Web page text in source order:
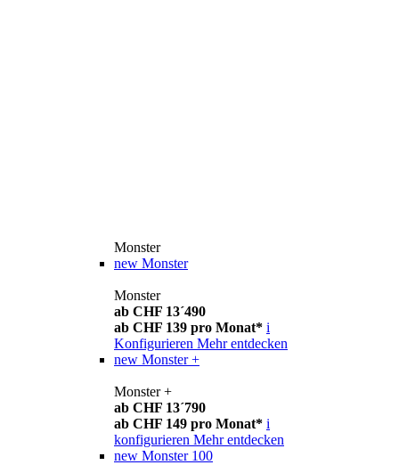
Monster
new Monster
Monster
ab CHF 13´490
ab CHF 139 pro Monat* i
Konfigurieren Mehr entdecken
new Monster +
Monster +
ab CHF 13´790
ab CHF 149 pro Monat* i
konfigurieren Mehr entdecken
new Monster 100